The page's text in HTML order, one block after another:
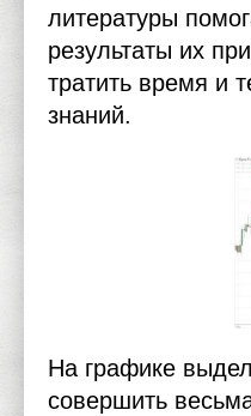
литературы
результаты их
тратить время и
знаний.
На графике
совершить